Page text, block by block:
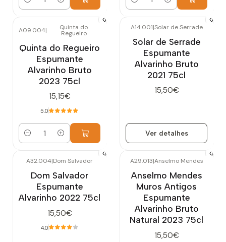
Quantidade Quantidade
A09.004| Quinta do
Regueiro
Quinta do Regueiro
Espumante
Alvarinho Bruto
2023 75cl
15,15€
5.0
Quantidade
A14.001|Solar de Serrade
Solar de Serrade
Espumante
Alvarinho Bruto
2021 75cl
15,50€
Ver detalhes
A32.004|Dom Salvador
Dom Salvador
Espumante
Alvarinho 2022 75cl
15,50€
4.0
A29.013|Anselmo Mendes
Anselmo Mendes
Muros Antigos
Espumante
Alvarinho Bruto
Natural 2023 75cl
15,50€